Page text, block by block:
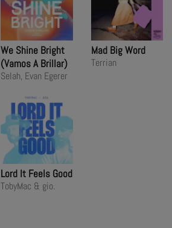
We Shine Bright
(Vamos A Brillar)
Selah, Evan Egerer
Mad Big Word
Terrian
Lord It Feels Good
TobyMac & gio.